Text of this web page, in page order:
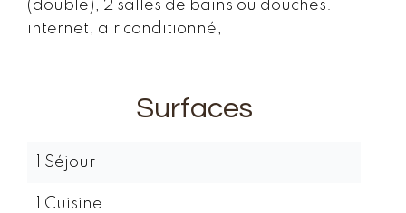
(double), 2 salles de bains ou douches.
internet, air conditionné,
Surfaces
1 Séjour
1 Cuisine